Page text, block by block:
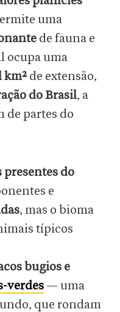
uma
de fauna e
ocupa uma
km² de extensão,
do Brasil, a
de partes do
presentes do
e
, mas o bioma
típicos
bugios e
verdes — uma
que rondam